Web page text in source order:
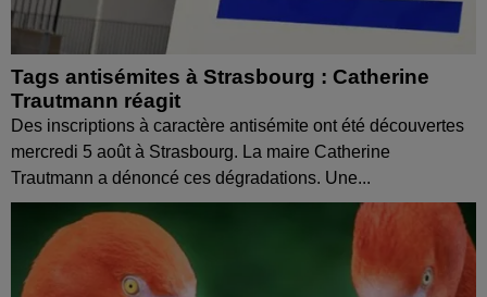
Tags antisémites à Strasbourg : Catherine
Trautmann réagit
Des inscriptions à caractère antisémite ont été découvertes
mercredi 5 août à Strasbourg. La maire Catherine
Trautmann a dénoncé ces dégradations. Une...